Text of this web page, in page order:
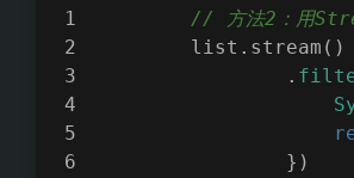
// 方法2：用
        list.stream()
                .
                })